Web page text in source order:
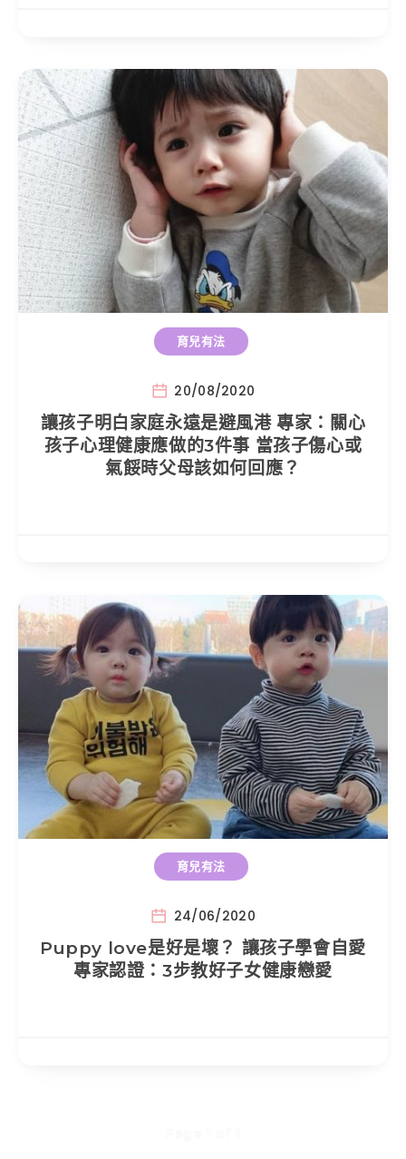
育兒有法
20/08/2020
讓孩子明白家庭永遠是避風港 專家：關心
孩子心理健康應做的3件事 當孩子傷心或
氣餒時父母該如何回應？
育兒有法
24/06/2020
Puppy love是好是壞？ 讓孩子學會自愛
專家認證：3步教好子女健康戀愛